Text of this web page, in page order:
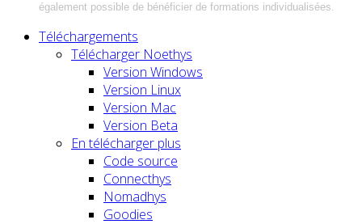
également possible de bénéficier de formations individualisées.
Téléchargements
Télécharger Noethys
Version Windows
Version Linux
Version Mac
Version Beta
En télécharger plus
Code source
Connecthys
Nomadhys
Goodies